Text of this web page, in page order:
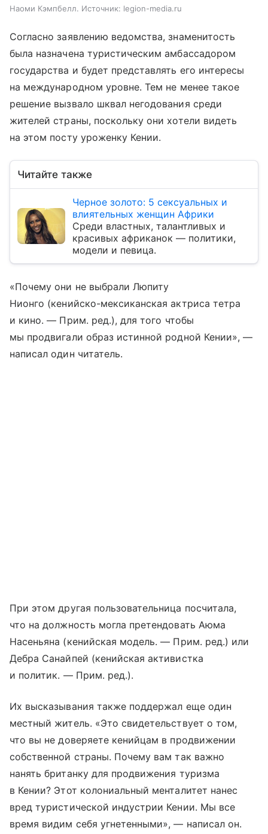
Наоми Кэмпбелл. Источник: legion-media.ru
Согласно заявлению ведомства, знаменитость
была назначена туристическим амбассадором
государства и будет представлять его интересы
на международном уровне. Тем не менее такое
решение вызвало шквал негодования среди
жителей страны, поскольку они хотели видеть
на этом посту уроженку Кении.
Читайте также
Черное золото: 5 сексуальных и
влиятельных женщин Африки
Среди властных, талантливых и
красивых африканок — политики,
модели и певица.
«Почему они не выбрали Люпиту
Нионго (кенийско-мексиканская актриса тетра
и кино. — Прим. ред.), для того чтобы
мы продвигали образ истинной родной Кении», —
написал один читатель.
При этом другая пользовательница посчитала,
что на должность могла претендовать Аюма
Насеньяна (кенийская модель. — Прим. ред.) или
Дебра Санайпей (кенийская активистка
и политик. — Прим. ред.).
Их высказывания также поддержал еще один
местный житель. «Это свидетельствует о том,
что вы не доверяете кенийцам в продвижении
собственной страны. Почему вам так важно
нанять британку для продвижения туризма
в Кении? Этот колониальный менталитет нанес
вред туристической индустрии Кении. Мы все
время видим себя угнетенными», — написал он.